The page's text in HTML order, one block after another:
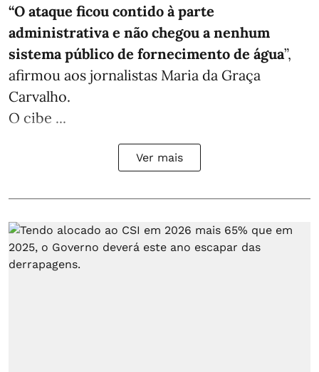
“O ataque ficou contido à parte
administrativa e não chegou a nenhum
sistema público de fornecimento de água”,
afirmou aos jornalistas Maria da Graça
Carvalho.
O cibe ...
Ver mais